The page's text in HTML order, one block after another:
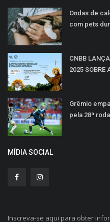
Ondas de
com pets
CNBB
2025 SOBRE
Grêmio
pela 28ª
MÍDIA SOCIAL
Inscreva-se aqui para obter